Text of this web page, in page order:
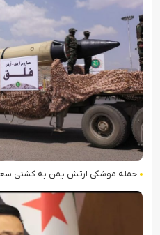
حمله موشکی ارتش یمن به کشتی